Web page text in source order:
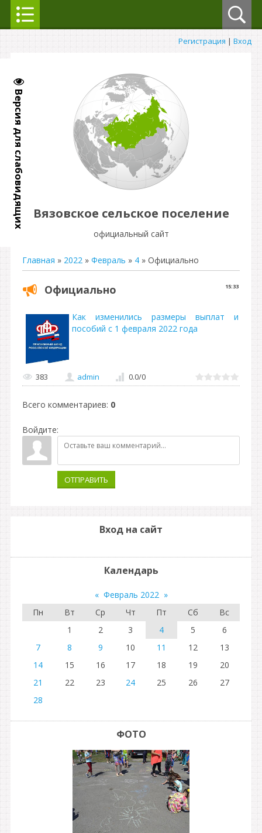
Версия для слабовидящих
Регистрация | Вход
Вязовское сельское поселение
официальный сайт
Главная » 2022 » Февраль » 4 » Официально
15:33
Официально
Как изменились размеры выплат и
пособий с 1 февраля 2022 года
383 admin 0.0/0
Всего комментариев: 0
Войдите:
ОТПРАВИТЬ
Вход на сайт
Календарь
« Февраль 2022 »
Пн
Вт Ср Чт Пт Сб
Вс
1
2 3 4 5
6
7
8 9 10 11 12
13
14
15 16 17 18 19
20
21
22 23 24 25 26
27
28
ФОТО